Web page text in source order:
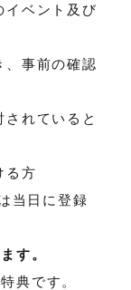
ベント及び
事前の確認
れていると
る方
当日に登録
す。
典です。